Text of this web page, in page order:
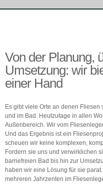
Von der Planung,
Umsetzung: wir
einer Hand
Es gibt viele Orte an denen
und im Bad. Heutzutage in allen
Außenbereich. Wir vom
Und das Ergebnis ist ein
scheuen wir keine komplexen,
Fordern sie uns und verwirklichen
barriefreien Bad bis hin zur
haben wir eine Lösung für sie
mehreren Jahrzenten im